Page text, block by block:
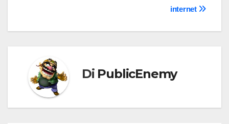
internet
Di PublicEnemy